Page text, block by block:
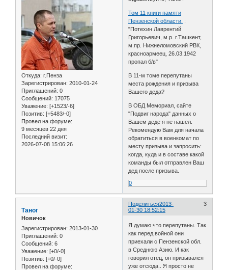
Откуда: г.Пенза
Зарегистрирован: 2010-01-24
Приглашений: 0
Сообщений: 17075
Уважение: [+1523/-6]
Позитив: [+5483/-0]
Провел на форуме:
9 месяцев 22 дня
Последний визит:
2026-07-08 15:06:26
Том 11 книги памяти
Пензенской области. :
"Потехин Лаврентий
Григорьевич, м.р. г.Ташкент,
м.пр. Нижнеломовский РВК,
красноармеец, 26.03.1942
пропал б/в"
В 11-м томе перепутаны
места рождения и призыва
Вашего деда?
В ОБД Мемориал, сайте
"Подвиг народа" данных о
Вашем деде я не нашел.
Рекомендую Вам для начала
обратиться в военкомат по
месту призыва и запросить:
когда, куда и в составе какой
команды был отправлен Ваш
дед после призыва.
0
Поделиться 3
2013-
01-30 18:52:15
Таног
Новичок
Зарегистрирован: 2013-01-30
Приглашений: 0
Сообщений: 6
Уважение: [+0/-0]
Позитив: [+0/-0]
Провел на форуме:
Я думаю что перепутаны. Так
как перед войной они
приехали с Пензенской обл.
в Среднюю Азию. И как
говорил отец, он призывался
уже отсюда.. Я просто не